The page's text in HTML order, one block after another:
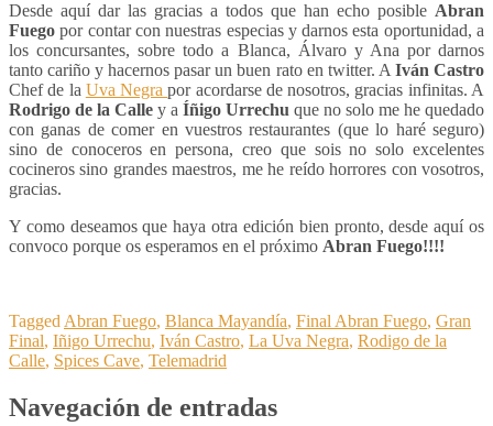
Desde aquí dar las gracias a todos que han echo posible Abran
Fuego por contar con nuestras especias y darnos esta oportunidad, a
los concursantes, sobre todo a Blanca, Álvaro y Ana por darnos
tanto cariño y hacernos pasar un buen rato en twitter. A Iván Castro
Chef de la Uva Negrapor acordarse de nosotros, gracias infinitas. A
Rodrigo de la Calle y a Íñigo Urrechu que no solo me he quedado
con ganas de comer en vuestros restaurantes (que lo haré seguro)
sino de conoceros en persona, creo que sois no solo excelentes
cocineros sino grandes maestros, me he reído horrores con vosotros,
gracias.
Y como deseamos que haya otra edición bien pronto, desde aquí os
convoco porque os esperamos en el próximo Abran Fuego!!!!
Tagged Abran Fuego, Blanca Mayandía, Final Abran Fuego, Gran
Final, Iñigo Urrechu, Iván Castro, La Uva Negra, Rodigo de la
Calle, Spices Cave, Telemadrid
Navegación de entradas